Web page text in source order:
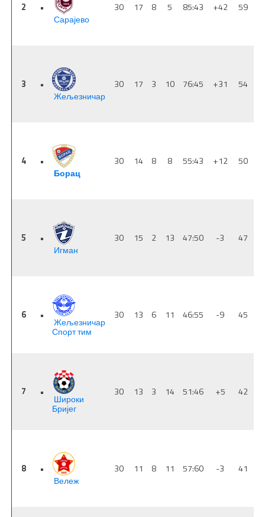
2
•
Сарајево
30 17 8 5 85:43 +42 59
3
•
Жељезничар
30 17 3 10 76:45 +31 54
4
•
Борац
30 14 8 8 55:43 +12 50
5
•
Игман
30 15 2 13 47:50 -3 47
6 •
Жељезничар
Спорт тим
30 13 6 11 46:55 -9 45
7 •
Широки
Бријег
30 13 3 14 51:46 +5 42
8
•
Вележ
30 11 8 11 57:60 -3 41